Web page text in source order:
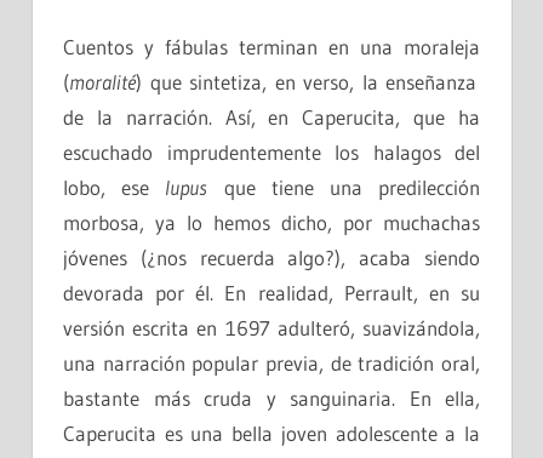
Cuentos y fábulas terminan en una moraleja
(moralité) que sintetiza, en verso, la enseñanza
de la narración. Así, enCaperucita, que ha
escuchado imprudentemente los halagos del
lobo, ese lupus que tiene una predilección
morbosa, ya lo hemos dicho, por muchachas
jóvenes (¿nos recuerda algo?), acaba siendo
devorada por él. En realidad, Perrault, en su
versión escrita en 1697 adulteró, suavizándola,
una narración popular previa, de tradición oral,
bastante más cruda y sanguinaria. En ella,
Caperucita es una bella joven adolescente a la